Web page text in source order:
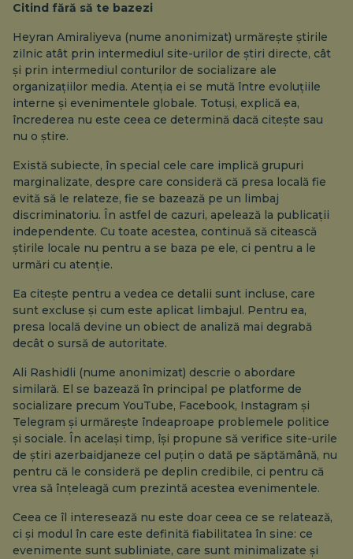
Citind fără să te bazezi
Heyran Amiraliyeva (nume anonimizat) urmărește știrile
zilnic atât prin intermediul site-urilor de știri directe, cât
și prin intermediul conturilor de socializare ale
organizațiilor media. Atenția ei se mută între evoluțiile
interne și evenimentele globale. Totuși, explică ea,
încrederea nu este ceea ce determină dacă citește sau
nu o știre.
Există subiecte, în special cele care implică grupuri
marginalizate, despre care consideră că presa locală fie
evită să le relateze, fie se bazează pe un limbaj
discriminatoriu. În astfel de cazuri, apelează la publicații
independente. Cu toate acestea, continuă să citească
știrile locale nu pentru a se baza pe ele, ci pentru a le
urmări cu atenție.
Ea citește pentru a vedea ce detalii sunt incluse, care
sunt excluse și cum este aplicat limbajul. Pentru ea,
presa locală devine un obiect de analiză mai degrabă
decât o sursă de autoritate.
Ali Rashidli (nume anonimizat) descrie o abordare
similară. El se bazează în principal pe platforme de
socializare precum YouTube, Facebook, Instagram și
Telegram și urmărește îndeaproape problemele politice
și sociale. În același timp, își propune să verifice site-urile
de știri azerbaidjaneze cel puțin o dată pe săptămână, nu
pentru că le consideră pe deplin credibile, ci pentru că
vrea să înțeleagă cum prezintă acestea evenimentele.
Ceea ce îl interesează nu este doar ceea ce se relatează,
ci și modul în care este definită fiabilitatea în sine: ce
evenimente sunt subliniate, care sunt minimalizate și